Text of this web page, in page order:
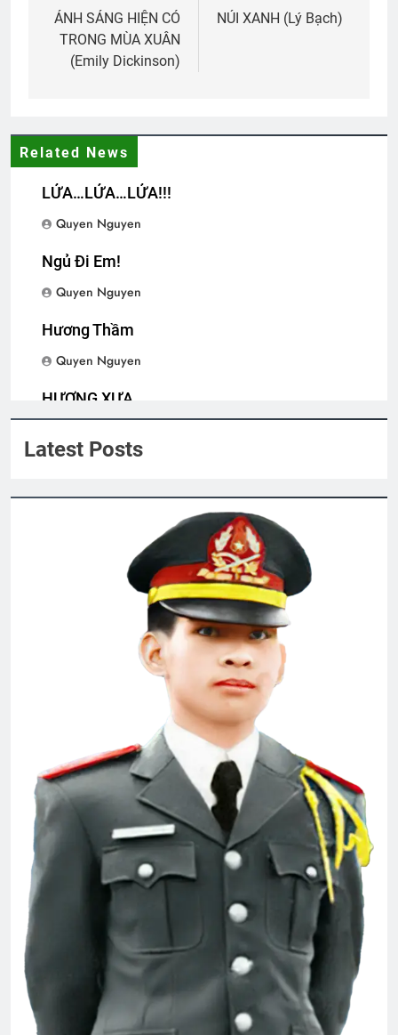
CSVSQ TRẦN ĐĂNG PHONG K17
2 Years Ago
3 Years Ago
Gái Xuân
3 Years Ago
Nhạc lính trước 1975
2 Years Ago
NHƯ CÀNH HOA LÊ
3 Years Ago
CSVSQ Phan Văn Đồng K27
3 Years Ago
CSVSQ Nguyễn Như Chương K21
2 Years Ago
2 Years Ago
English For Today book 6
1 Year Ago
navigation
ÁNH SÁNG HIỆN CÓ
TRONG MÙA XUÂN
(Emily Dickinson)
NÚI XANH (Lý Bạch)
Related News
LỬA…LỬA…LỬA!!!
Quyen Nguyen
Ngủ Đi Em!
Quyen Nguyen
Hương Thầm
Quyen Nguyen
HƯƠNG XƯA
Latest Posts